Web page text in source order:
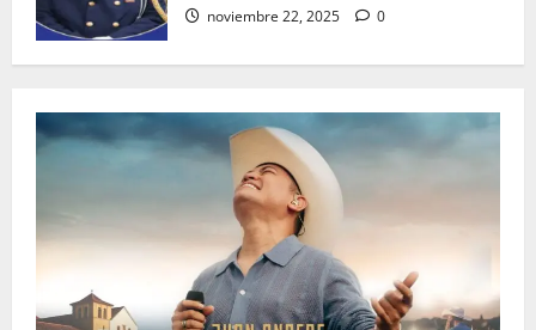
noviembre 22, 2025 0